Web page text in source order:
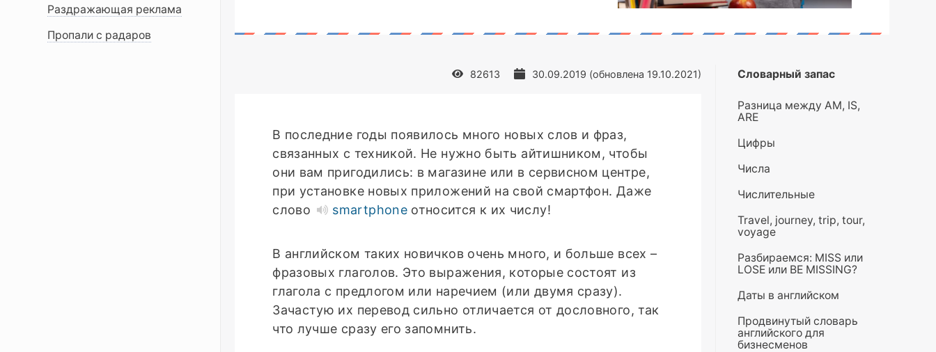
Раздражающая реклама
Пропали с радаров
82613 30.09.2019 (обновлена 19.10.2021)
В последние годы появилось много новых слов и фраз,
связанных с техникой. Не нужно быть айтишником, чтобы
они вам пригодились: в магазине или в сервисном центре,
при установке новых приложений на свой смартфон. Даже
слово
smartphoneотносится к их числу!
В английском таких новичков очень много, и больше всех –
фразовых глаголов. Это выражения, которые состоят из
глагола с предлогом или наречием (или двумя сразу).
Зачастую их перевод сильно отличается от дословного, так
что лучше сразу его запомнить.
Словарный запас
Разница между AM, IS,
ARE
Цифры
Числа
Числительные
Travel, journey, trip, tour,
voyage
Разбираемся: MISS или
LOSE или BE MISSING?
Даты в английском
Продвинутый словарь
английского для
бизнесменов